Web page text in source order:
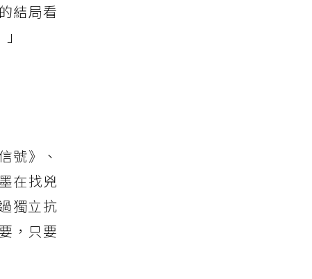
結局看
號》、
在找兇
獨立抗
，只要